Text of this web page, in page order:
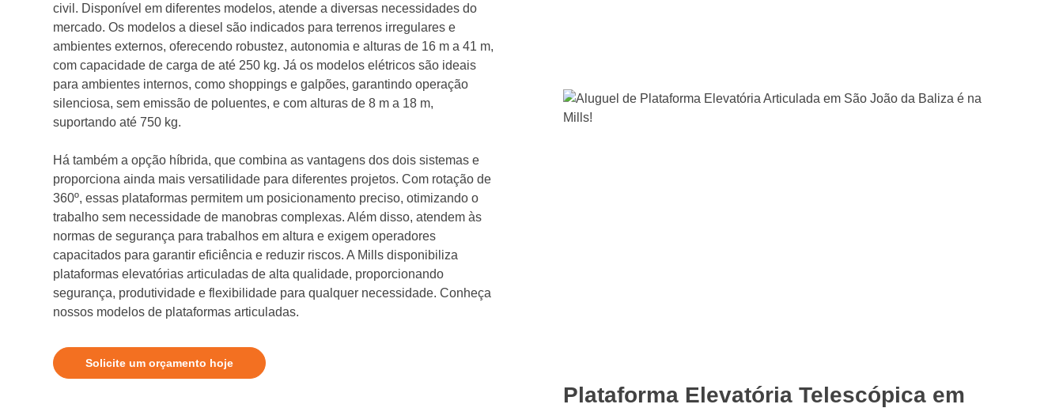
civil. Disponível em diferentes modelos, atende a diversas necessidades do
mercado. Os modelos a diesel são indicados para terrenos irregulares e
ambientes externos, oferecendo robustez, autonomia e alturas de 16 m a 41 m,
com capacidade de carga de até 250 kg. Já os modelos elétricos são ideais
para ambientes internos, como shoppings e galpões, garantindo operação
silenciosa, sem emissão de poluentes, e com alturas de 8 m a 18 m,
suportando até 750 kg.
Há também a opção híbrida, que combina as vantagens dos dois sistemas e
proporciona ainda mais versatilidade para diferentes projetos. Com rotação de
360º, essas plataformas permitem um posicionamento preciso, otimizando o
trabalho sem necessidade de manobras complexas. Além disso, atendem às
normas de segurança para trabalhos em altura e exigem operadores
capacitados para garantir eficiência e reduzir riscos. A Mills disponibiliza
plataformas elevatórias articuladas de alta qualidade, proporcionando
segurança, produtividade e flexibilidade para qualquer necessidade. Conheça
nossos modelos de plataformas articuladas.
Solicite um orçamento hoje
Plataforma Elevatória Telescópica em